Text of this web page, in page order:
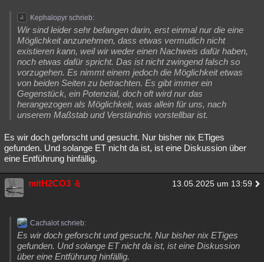
Kephalopyr schrieb:
Wir sind leider sehr befangen darin, erst einmal nur die eine
Möglichkeit anzunehmen, dass etwas vermutlich nicht
existieren kann, weil wir weder einen Nachweis dafür haben,
noch etwas dafür spricht. Das ist nicht zwingend falsch so
vorzugehen. Es nimmt einem jedoch die Möglichkeit etwas
von beiden Seiten zu betrachten. Es gibt immer ein
Gegenstück, ein Potenzial, doch oft wird nur das
herangezogen als Möglichkeit, was allein für uns, nach
unserem Maßstab und Verständnis vorstellbar ist.
Es wir doch geforscht und gesucht. Nur bisher nix ETiges
gefunden. Und solange ET nicht da ist, ist eine Diskussion über
eine Entführung hinfällig.
mitH2CO3 13.05.2025 um 13:59
Cachalot schrieb:
Es wir doch geforscht und gesucht. Nur bisher nix ETiges
gefunden. Und solange ET nicht da ist, ist eine Diskussion
über eine Entführung hinfällig.